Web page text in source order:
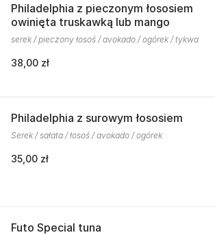
Philadelphia z pieczonym łososiem
owinięta truskawką lub mango
serek / pieczony łosoś / avokado / ogórek / tykwa
38,00 zł
Philadelphia z surowym łososiem
Serek / sałata / łosoś / avokado / ogórek
35,00 zł
Futo Special tuna